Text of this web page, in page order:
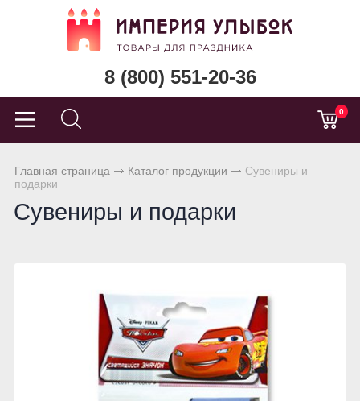
8 (800) 551-20-36
0
Главная страница Каталог продукции
Сувениры и
подарки
Сувениры и подарки